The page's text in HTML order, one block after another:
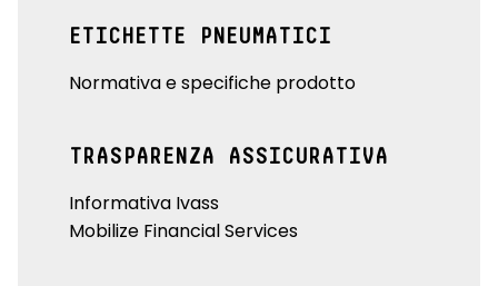
ETICHETTE PNEUMATICI
Normativa e specifiche prodotto
TRASPARENZA ASSICURATIVA
Informativa Ivass
Mobilize Financial Services